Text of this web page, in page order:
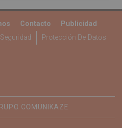
Contacto
Publicidad
Seguridad Protección De Datos
COMUNIKAZE